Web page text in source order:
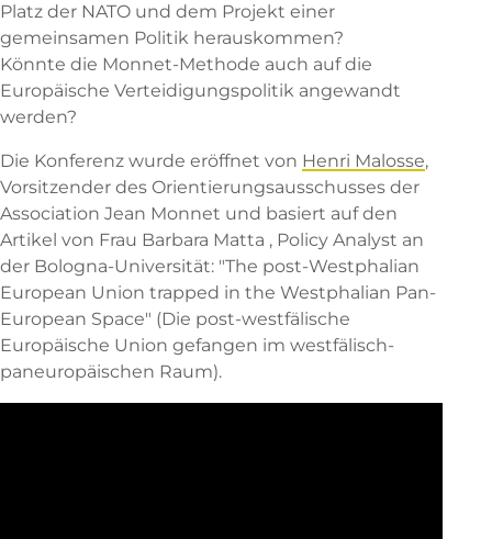
Platz der NATO und dem Projekt einer
gemeinsamen Politik herauskommen?
Könnte die Monnet-Methode auch auf die
Europäische Verteidigungspolitik angewandt
werden?
Die Konferenz wurde eröffnet von Henri Malosse,
Vorsitzender des Orientierungsausschusses der
Association Jean Monnet und basiert aufden
Artikel von Frau Barbara Matta , Policy Analyst an
der Bologna-Universität: "The post-Westphalian
European Union trapped in the Westphalian Pan-
European Space" (Die post-westfälische
Europäische Union gefangen im westfälisch-
paneuropäischen Raum).